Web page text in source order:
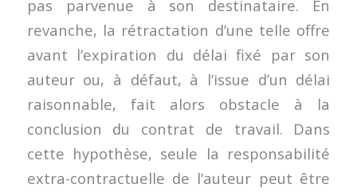
pas parvenue à son destinataire. En
revanche, la rétractation d’une telle offre
avant l’expiration du délai fixé par son
auteur ou, à défaut, à l’issue d’un délai
raisonnable, fait alors obstacle à la
conclusion du contrat de travail. Dans
cette hypothèse, seule la responsabilité
extra-contractuelle de l’auteur peut être